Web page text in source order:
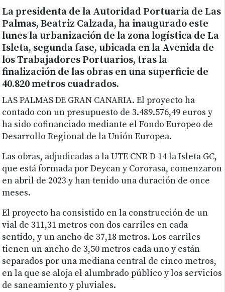
La presidenta de la Autoridad Portuaria de Las
Palmas, Beatriz Calzada, ha inaugurado este
lunes la urbanización de la zona logística de La
Isleta, segunda fase, ubicada en la Avenida de
los Trabajadores Portuarios, tras la
finalización de las obras en una superficie de
40.820 metros cuadrados.
LAS PALMAS DE GRAN CANARIA. El proyecto ha
contado con un presupuesto de 3.489.576,49 euros y
ha sido cofinanciado mediante el Fondo Europeo de
Desarrollo Regional de la Unión Europea.
Las obras, adjudicadas a la UTE CNR D 14 la Isleta GC,
que está formada por Deycan y Cororasa, comenzaron
en abril de 2023 y han tenido una duración de once
meses.
El proyecto ha consistido en la construcción de un
vial de 311,31 metros con dos carriles en cada
sentido, y un ancho de 37,18 metros. Los carriles
tienen un ancho de 3,50 metros cada uno y están
separados por una mediana central de cinco metros,
en la que se aloja el alumbrado público y los servicios
de saneamiento y pluviales.